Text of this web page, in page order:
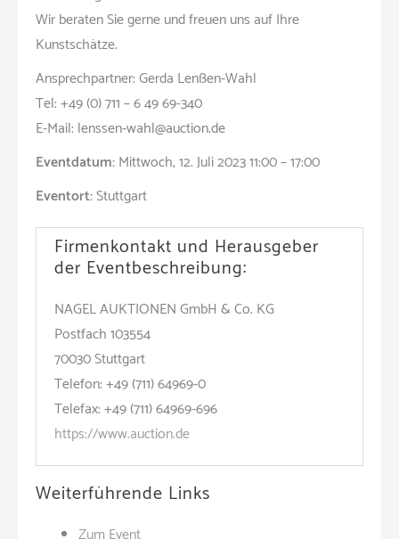
Wir beraten Sie gerne und freuen uns auf Ihre
Kunstschätze.
Ansprechpartner: Gerda Lenßen-Wahl
Tel: +49 (0) 711 – 6 49 69-340
E-Mail: lenssen-wahl@auction.de
Eventdatum:Mittwoch, 12. Juli 2023 11:00 – 17:00
Eventort:Stuttgart
Firmenkontakt und Herausgeber
der Eventbeschreibung:
NAGEL AUKTIONEN GmbH & Co. KG
Postfach 103554
70030 Stuttgart
Telefon: +49 (711) 64969-0
Telefax: +49 (711) 64969-696
https://www.auction.de
Weiterführende Links